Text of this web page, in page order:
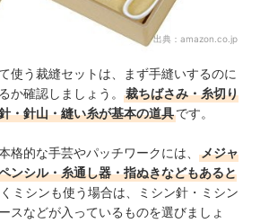
出典： amazon.co.jp
使う裁縫セットは、まず手縫いするのに
か確認しましょう。
裁ちばさみ・糸切り
・針山・縫い糸が基本の道具です。
格的な手芸やパッチワークには、
メジャ
ンシル・糸通し器・指ぬきなどもあると
ミシンも使う場合は、
ミシン針・ミシン
スなどが入っているものを選びましょ